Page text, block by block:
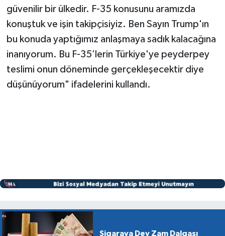
güvenilir bir ülkedir. F-35 konusunu aramızda
konuştuk ve işin takipçisiyiz. Ben Sayın Trump'ın
bu konuda yaptığımız anlaşmaya sadık kalacağına
inanıyorum. Bu F-35’lerin Türkiye'ye peyderpey
teslimi onun döneminde gerçekleşecektir diye
düşünüyorum" ifadelerini kullandı.
Sigaraya Dev Zam Dalgası